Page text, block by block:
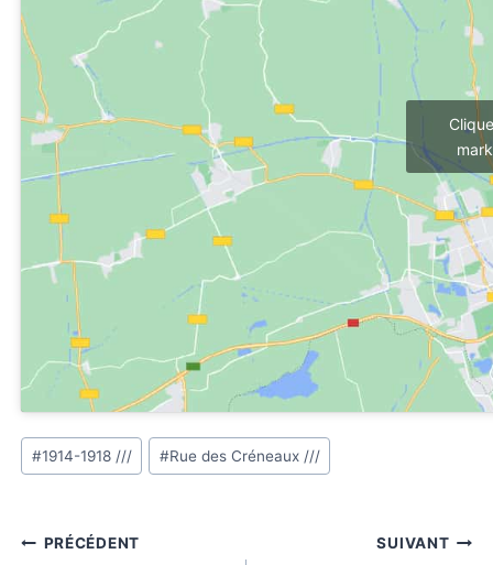
Étiquettes
de
publication :
#1914-1918 /// #Rue des Créneaux ///
Navigation
PRÉCÉDENT SUIVANT